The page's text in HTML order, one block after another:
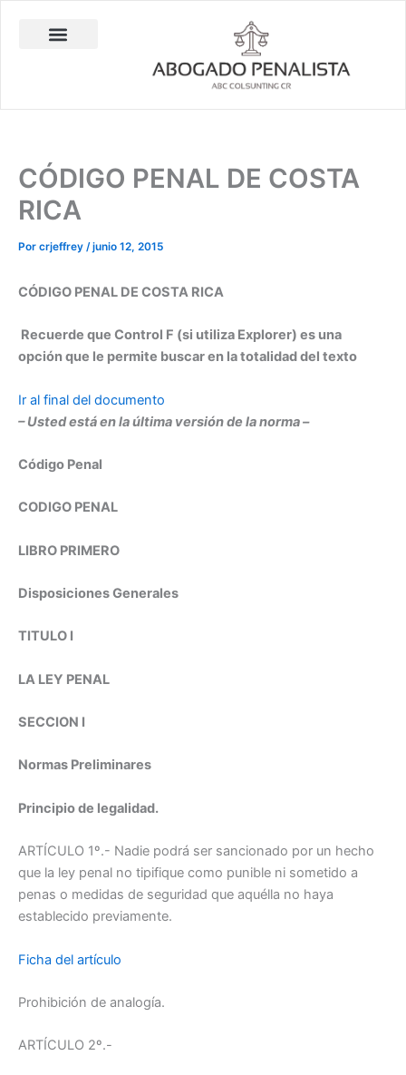
CÓDIGO PENAL DE COSTA
RICA
Por crjeffrey /junio 12, 2015
CÓDIGO PENAL DE COSTA RICA
Recuerde que Control F (si utiliza Explorer) es una
opción que le permite buscar en la totalidad del texto
Ir al final del documento
– Usted está en la última versión de la norma –
Código Penal
CODIGO PENAL
LIBRO PRIMERO
Disposiciones Generales
TITULO I
LA LEY PENAL
SECCION I
Normas Preliminares
Principio de legalidad.
ARTÍCULO 1º.- Nadie podrá ser sancionado por un hecho
que la ley penal no tipifique como punible ni sometido a
penas o medidas de seguridad que aquélla no haya
establecido previamente.
Ficha del artículo
Prohibición de analogía.
ARTÍCULO 2º.-